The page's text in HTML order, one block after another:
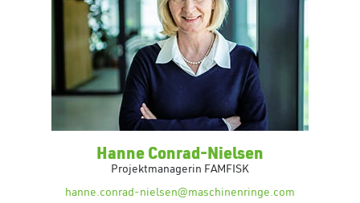
Hanne Conrad-Nielsen
Projektmanagerin FAMFISK
hanne.conrad-nielsen@maschinenringe.com